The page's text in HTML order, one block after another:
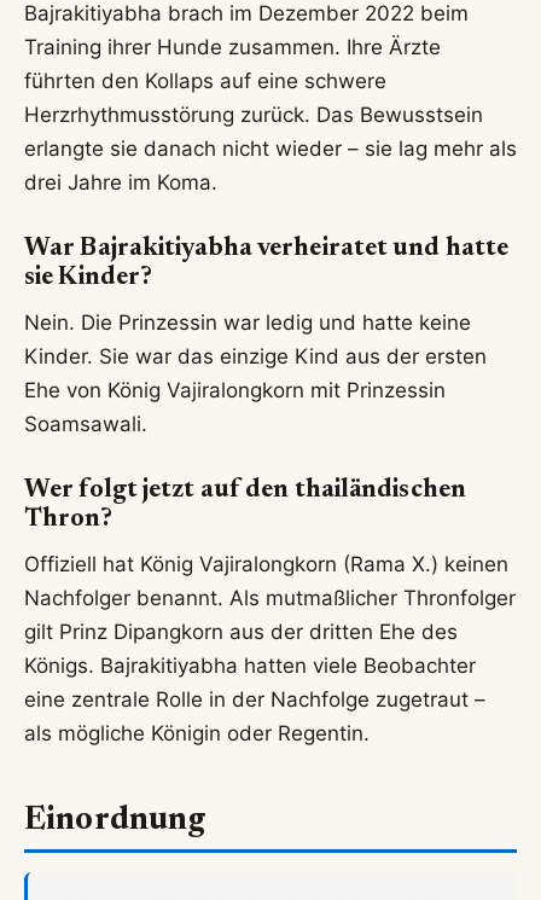
Bajrakitiyabha brach im Dezember 2022 beim
Training ihrer Hunde zusammen. Ihre Ärzte
führten den Kollaps auf eine schwere
Herzrhythmusstörung zurück. Das Bewusstsein
erlangte sie danach nicht wieder – sie lag mehr als
drei Jahre im Koma.
War Bajrakitiyabha verheiratet und hatte
sie Kinder?
Nein. Die Prinzessin war ledig und hatte keine
Kinder. Sie war das einzige Kind aus der ersten
Ehe von König Vajiralongkorn mit Prinzessin
Soamsawali.
Wer folgt jetzt auf den thailändischen
Thron?
Offiziell hat König Vajiralongkorn (Rama X.) keinen
Nachfolger benannt. Als mutmaßlicher Thronfolger
gilt Prinz Dipangkorn aus der dritten Ehe des
Königs. Bajrakitiyabha hatten viele Beobachter
eine zentrale Rolle in der Nachfolge zugetraut –
als mögliche Königin oder Regentin.
Einordnung